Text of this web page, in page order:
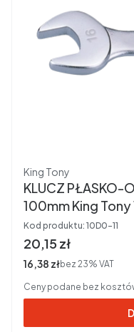
Producent
King Tony
KLUCZ PŁASKO-
100mm King Tony
Kod produktu: 10D0-11
Cena brutto
20,15 zł
Cena netto
16,38 złbez 23% VAT
Ceny podane bez